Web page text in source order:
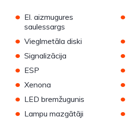
• El. aizmugures
saulessargs
•
• Vieglmetāla diski •
• Signalizācija •
• ESP •
• Xenona •
• LED bremžugunis •
• Lampu mazgātāji •